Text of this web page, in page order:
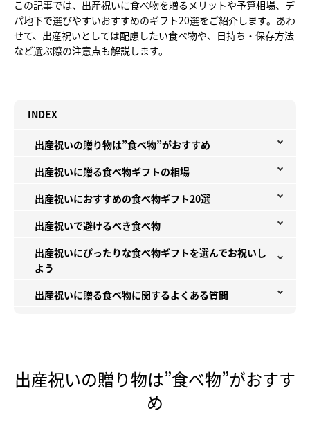
この記事では、出産祝いに食べ物を贈るメリットや予算相場、デ
パ地下で選びやすいおすすめのギフト20選をご紹介します。あわ
せて、出産祝いとしては配慮したい食べ物や、日持ち・保存方法
など選ぶ際の注意点も解説します。
INDEX
出産祝いの贈り物は”食べ物”がおすすめ
出産祝いに贈る食べ物ギフトの相場
出産祝いにおすすめの食べ物ギフト20選
出産祝いで避けるべき食べ物
出産祝いにぴったりな食べ物ギフトを選んでお祝いし
よう
出産祝いに贈る食べ物に関するよくある質問
出産祝いの贈り物は”食べ物”がおすす
め